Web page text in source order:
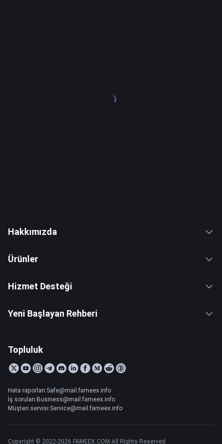
Hakkımızda
Ürünler
Hizmet Desteği
Yeni Başlayan Rehberi
Topluluk
Hata raporları:Safe@mail.fameex.info
İş soruları:Business@mail.fameex.info
Müşteri servisi:Service@mail.fameex.info
Copyright © 2022-2026 FAMEEX.COM All Rights Reserved